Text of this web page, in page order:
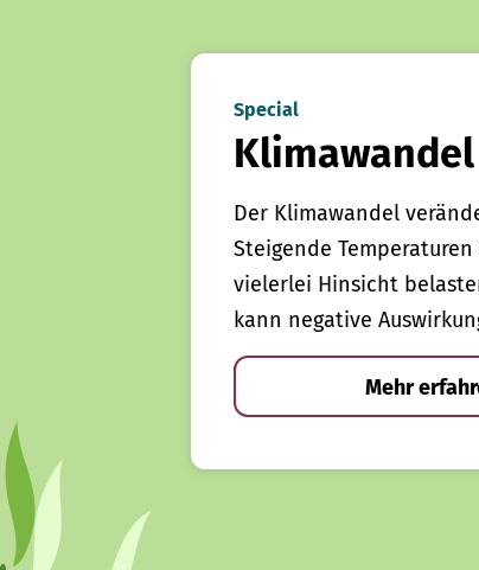
Special
Der Klimawandel
Steigende
vielerlei Hinsicht
kann negative
Mehr